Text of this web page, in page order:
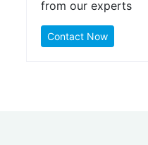
from our experts
Contact Now